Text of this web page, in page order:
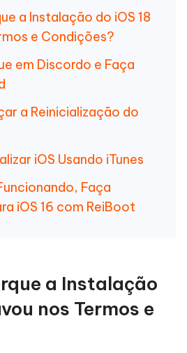
a Instalação do iOS 18
e Condições?
em Discordo e Faça
a Reinicialização do
iOS Usando iTunes
Faça
iOS 16 com ReiBoot
a Instalação
nos Termos e